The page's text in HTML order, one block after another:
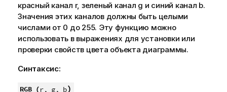
красный канал r, зеленый канал g и синий канал b.
Значения этих каналов должны быть целыми
числами от 0 до 255. Эту функцию можно
использовать в выражениях для установки или
проверки свойств цвета объекта диаграммы.
Синтаксис:
RGB (r, g, b)